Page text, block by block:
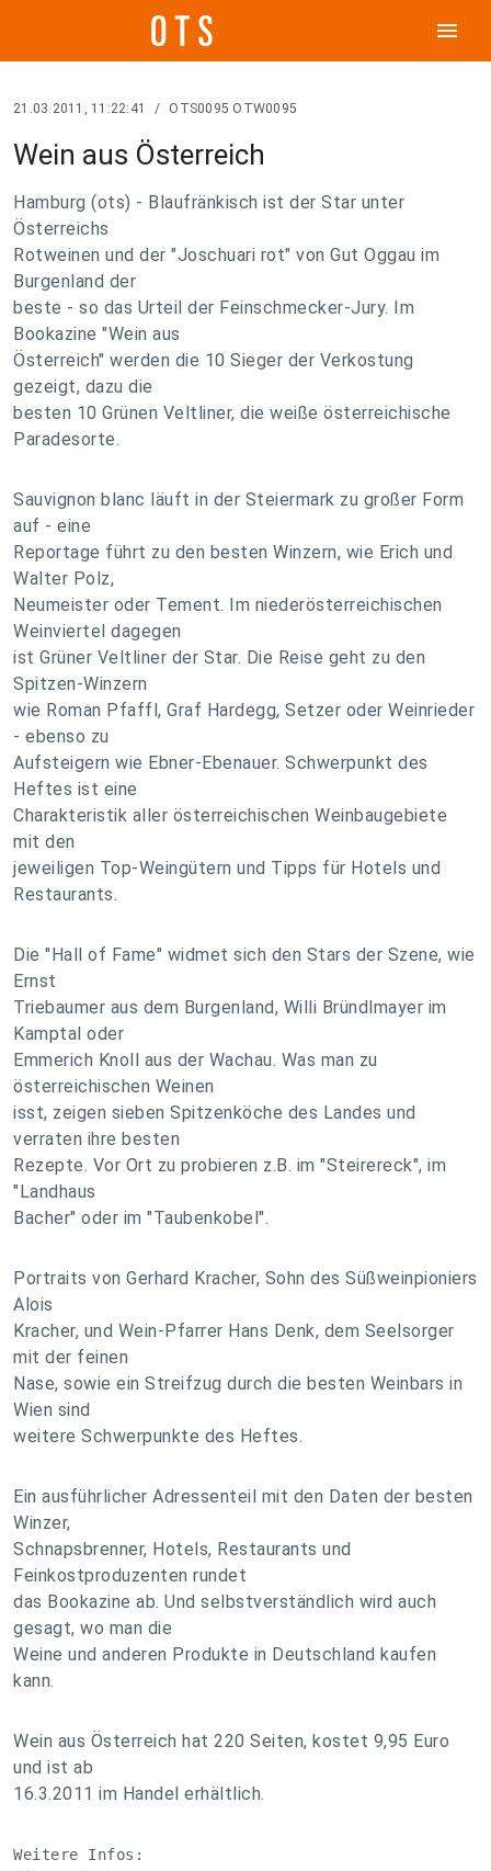
menu
21.03.2011, 11:22:41 / OTS0095 OTW0095
Wein aus Österreich
Hamburg (ots) - Blaufränkisch ist der Star unter
Österreichs
Rotweinen und der "Joschuari rot" von Gut Oggau im
Burgenland der
beste - so das Urteil der Feinschmecker-Jury. Im
Bookazine "Wein aus
Österreich" werden die 10 Sieger der Verkostung
gezeigt, dazu die
besten 10 Grünen Veltliner, die weiße österreichische
Paradesorte.
Sauvignon blanc läuft in der Steiermark zu großer Form
auf - eine
Reportage führt zu den besten Winzern, wie Erich und
Walter Polz,
Neumeister oder Tement. Im niederösterreichischen
Weinviertel dagegen
ist Grüner Veltliner der Star. Die Reise geht zu den
Spitzen-Winzern
wie Roman Pfaffl, Graf Hardegg, Setzer oder Weinrieder
- ebenso zu
Aufsteigern wie Ebner-Ebenauer. Schwerpunkt des
Heftes ist eine
Charakteristik aller österreichischen Weinbaugebiete
mit den
jeweiligen Top-Weingütern und Tipps für Hotels und
Restaurants.
Die "Hall of Fame" widmet sich den Stars der Szene, wie
Ernst
Triebaumer aus dem Burgenland, Willi Bründlmayer im
Kamptal oder
Emmerich Knoll aus der Wachau. Was man zu
österreichischen Weinen
isst, zeigen sieben Spitzenköche des Landes und
verraten ihre besten
Rezepte. Vor Ort zu probieren z.B. im "Steirereck", im
"Landhaus
Bacher" oder im "Taubenkobel".
Portraits von Gerhard Kracher, Sohn des Süßweinpioniers
Alois
Kracher, und Wein-Pfarrer Hans Denk, dem Seelsorger
mit der feinen
Nase, sowie ein Streifzug durch die besten Weinbars in
Wien sind
weitere Schwerpunkte des Heftes.
Ein ausführlicher Adressenteil mit den Daten der besten
Winzer,
Schnapsbrenner, Hotels, Restaurants und
Feinkostproduzenten rundet
das Bookazine ab. Und selbstverständlich wird auch
gesagt, wo man die
Weine und anderen Produkte in Deutschland kaufen
kann.
Wein aus Österreich hat 220 Seiten, kostet 9,95 Euro
und ist ab
16.3.2011 im Handel erhältlich.
Weitere Infos: